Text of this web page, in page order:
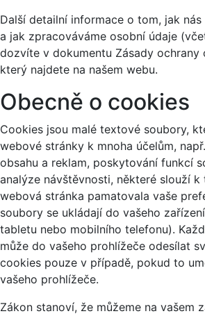
Další detailní informace o tom, jak
a jak zpracováváme osobní údaje
dozvíte v dokumentu Zásady ochrany
který najdete na našem webu.
Obecně o cookies
Cookies jsou malé textové soubory,
webové stránky k mnoha účelům,
obsahu a reklam, poskytování funkcí
analýze návštěvnosti, některé slouží k
webová stránka pamatovala vaše
soubory se ukládají do vašeho
tabletu nebo mobilního telefonu).
může do vašeho prohlížeče odesílat
cookies pouze v případě, pokud to
vašeho prohlížeče.
Zákon stanoví, že můžeme na vašem